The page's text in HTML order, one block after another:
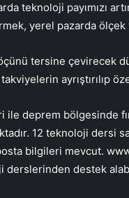
teknoloji payımızı
yerel pazarda
tersine çevirecek
ayrıştırılıp
ile deprem bölgesinde
12 teknoloji dersi
bilgileri mevcut.
derslerinden destek